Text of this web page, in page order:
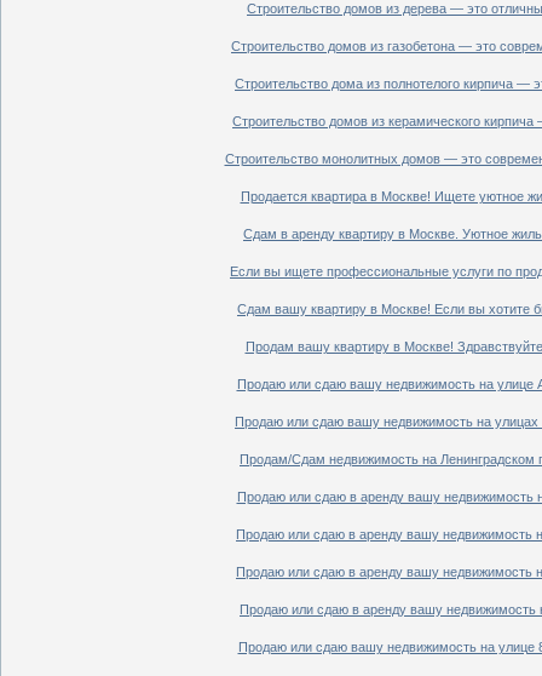
Строительство домов из дерева — это
Строительство домов из газобетона — это
Строительство дома из полнотелого кирпича —
Строительство домов из керамического
Строительство монолитных домов — это
Продается квартира в Москве! Ищете уютное
Сдам в аренду квартиру в Москве. Уютное
Если вы ищете профессиональные услуги по
Сдам вашу квартиру в Москве! Если вы хотите
Продам вашу квартиру в Москве!
Продаю или сдаю вашу недвижимость на улице
Продаю или сдаю вашу недвижимость на
Продам/Сдам недвижимость на Ленинградском
Продаю или сдаю в аренду вашу недвижимость
Продаю или сдаю в аренду вашу недвижимость
Продаю или сдаю в аренду вашу недвижимость
Продаю или сдаю в аренду вашу недвижимость
Продаю или сдаю вашу недвижимость на улице